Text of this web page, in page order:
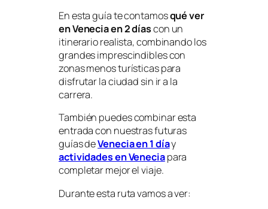
En esta guía te contamosqué ver
en Venecia en 2 díascon un
itinerario realista, combinando los
grandes imprescindibles con
zonas menos turísticas para
disfrutar la ciudad sin ir a la
carrera.
También puedes combinar esta
entrada con nuestras futuras
guías deVenecia en 1 díay
actividades en Veneciapara
completar mejor el viaje.
Durante esta ruta vamos a ver: